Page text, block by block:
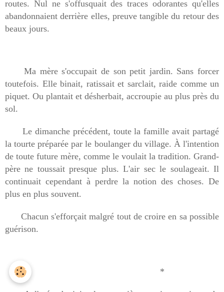
routes. Nul ne s'offusquait des traces odorantes qu'elles
abandonnaient derrière elles, preuve tangible du retour des
beaux jours.
Ma mère s'occupait de son petit jardin. Sans forcer
toutefois. Elle binait, ratissait et sarclait, raide comme un
piquet. Ou plantait et désherbait, accroupie au plus près du
sol.
Le dimanche précédent, toute la famille avait partagé
la tourte préparée par le boulanger du village. À l'intention
de toute future mère, comme le voulait la tradition. Grand-
père ne toussait presque plus. L'air sec le soulageait. Il
continuait cependant à perdre la notion des choses. De
plus en plus souvent.
Chacun s'efforçait malgré tout de croire en sa possible
guérison.
*